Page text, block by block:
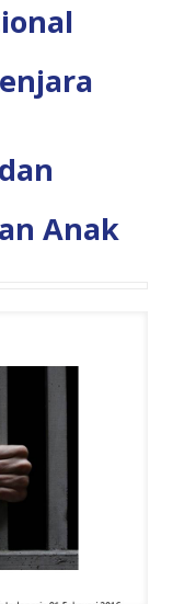
Anak